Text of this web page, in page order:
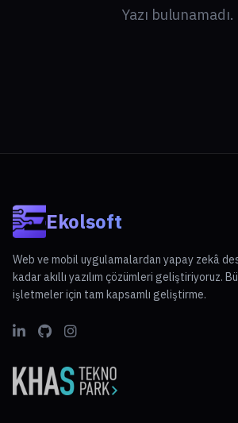
Yazı bulunamadı.
Ekolsoft
Web ve mobil uygulamalardan yapay zekâ
kadar akıllı yazılım çözümleri geliştiriyoruz.
işletmeler için tam kapsamlı geliştirme.